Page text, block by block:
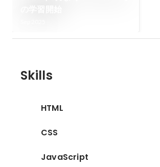
Skills
HTML
CSS
JavaScript